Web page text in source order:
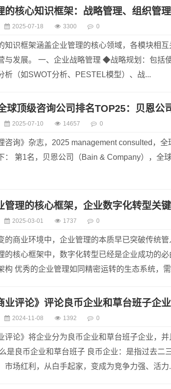
2025-07-18 3300 0
知识框架涵盖企业管理的核心领域，各模块相
与发展。 一、企业战略管理 ◆战略规划：包括
析（如SWOT分析、PESTEL模型）、战...
2025-07-10 14657 0
咨询》杂志，2025 management consulted，全
： 第1名，贝恩公司（Bain & Company），全
2025-03-01 1737 0
的商业环境中，企业管理的本质早已突破传统
的核心框架中，数字化转型已经是企业成功的
构 优秀的企业管理如同精密运转的生态系统，
2024-11-08 1392 0
评论》将企业分为良币企业和草台班子企业，
是良币企业和草台班子 良币企业：是指过去二
市场红利，从白手起家，变成为竞争力强、活力